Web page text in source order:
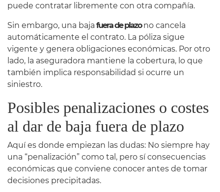
puede contratar libremente con otra compañía.
Sin embargo, una baja fuera de plazono cancela
automáticamente el contrato. La póliza sigue
vigente y genera obligaciones económicas. Por otro
lado, la aseguradora mantiene la cobertura, lo que
también implica responsabilidad si ocurre un
siniestro.
Posibles penalizaciones o costes
al dar de baja fuera de plazo
Aquí es donde empiezan las dudas: No siempre hay
una “penalización” como tal, pero sí consecuencias
económicas que conviene conocer antes de tomar
decisiones precipitadas.